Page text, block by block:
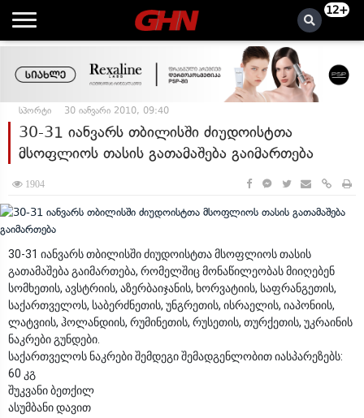
12+
სპორტი 30 იანვარი 2010, 09:40
30-31 იანვარს თბილისში ძიუდოისტთა
მსოფლიოს თასის გათამაშება გაიმართება
1904
30-31 იანვარს თბილისში ძიუდოისტთა მსოფლიოს თასის
გათამაშება გაიმართება, რომელშიც მონაწილეობას მიიღებენ
სომხეთის, ავსტრიის, აზერბაიჯანის, ხორვატიის, საფრანგეთის,
საქართველოს, საბერძნეთის, უნგრეთის, ისრაელის, იაპონიის,
ლატვიის, ჰოლანდიის, რუმინეთის, რუსეთის, თურქეთის, უკრაინის
ნაკრები გუნდები.
საქართველოს ნაკრები შემდეგი შემადგენლობით იასპარეზებს:
60 კგ
შუკვანი ბეთქილ
ასუმბანი დავით